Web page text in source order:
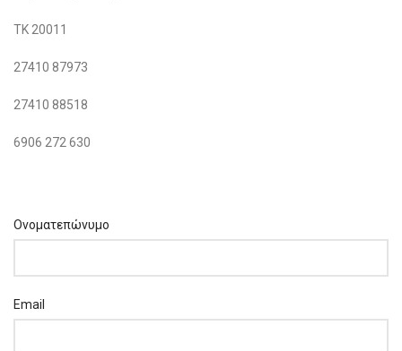
ΤΚ 20011
27410 87973
27410 88518
6906 272 630
Ονοματεπώνυμο
Email